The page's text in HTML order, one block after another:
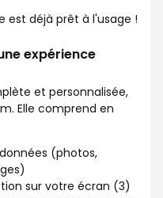
est déjà prêt à l'usage !
expérience
et personnalisée,
Elle comprend en
(photos,
sur votre écran (3)